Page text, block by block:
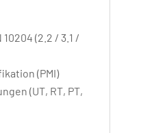
(2.2 / 3.1 /
(PMI)
(UT, RT, PT,